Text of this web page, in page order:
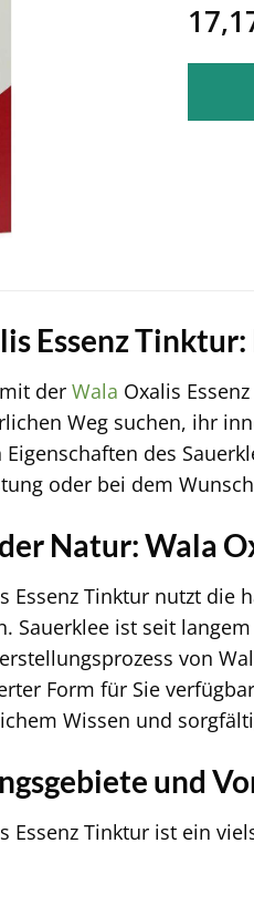
Essenz
der Wala Oxalis
Weg suchen, ihr
des
oder bei dem
Natur: Wala
Essenz Tinktur nutzt
Sauerklee ist seit
von
Form für Sie
Wissen und
und
Essenz Tinktur ist ein